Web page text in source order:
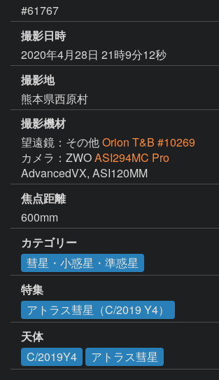
#61767
撮影日時
2020年4月28日 21時9分12秒
撮影地
熊本県西原村
撮影機材
望遠鏡：その他Orion T&B #10269
カメラ：ZWOASI294MC Pro
AdvancedVX, ASI120MM
焦点距離
600mm
カテゴリー
彗星・小惑星・準惑星
特集
アトラス彗星（C/2019 Y4）
天体
C/2019Y4
アトラス彗星